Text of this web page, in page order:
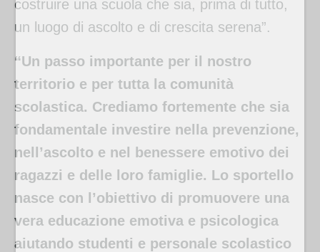
costruire una scuola che sia, prima di tutto,
un luogo di ascolto e di crescita serena”.
“Un passo importante per il nostro
territorio e per tutta la comunità
scolastica. Crediamo fortemente che sia
fondamentale investire nella prevenzione,
nell’ascolto e nel benessere emotivo dei
ragazzi e delle loro famiglie. Lo sportello
nasce con l’obiettivo di promuovere una
vera educazione emotiva e psicologica
aiutando studenti e personale scolastico